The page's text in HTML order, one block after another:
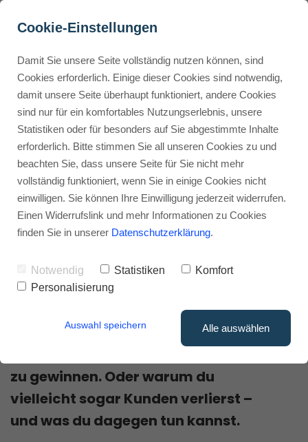
Buyer Personas erstellen
Landingpage optimieren
Internal Linking Tool
3 Maßnahmen um
Kunden zu gewinnen (oder
warum du sogar Kunden
verlierst)
Werbehinweis: Links mit Sternchen (*) sind Affiliate-Links. Kaufst
dich.
Stephan Ochmann
Du hast Schwierigkeiten bei
zu gewinnen. Oder warum du
vielleicht sogar Kunden verlierst –
und was du dagegen tun kannst.
Cookie-Einstellungen
Damit Sie unsere Seite vollständig nutzen können, sind
Cookies erforderlich. Einige dieser Cookies sind notwendig,
damit unsere Seite überhaupt funktioniert, andere Cookies
sind nur für ein komfortables Nutzungserlebnis, unsere
Statistiken oder für besonders auf Sie abgestimmte Inhalte
erforderlich. Bitte stimmen Sie all unseren Cookies zu und
beachten Sie, dass unsere Seite für Sie nicht mehr
vollständig funktioniert, wenn Sie in einige Cookies nicht
einwilligen. Sie können Ihre Einwilligung jederzeit widerrufen.
Einen Widerrufslink und mehr Informationen zu Cookies
finden Sie in unserer Datenschutzerklärung.
Notwendig Statistiken
Komfort
Personalisierung
Auswahl speichern Alle auswählen